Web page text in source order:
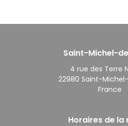
Saint-Michel-
4 rue des Terre
22980 Saint-
France
Horaires de la